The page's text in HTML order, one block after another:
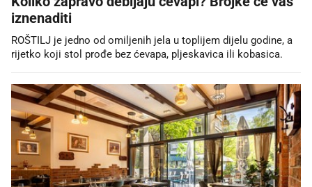
iznenaditi
ROŠTILJ je jedno od omiljenih jela u toplijem dijelu godine, a
rijetko koji stol prođe bez ćevapa, pljeskavica ili kobasica.